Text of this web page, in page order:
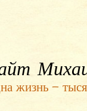
жизнь —